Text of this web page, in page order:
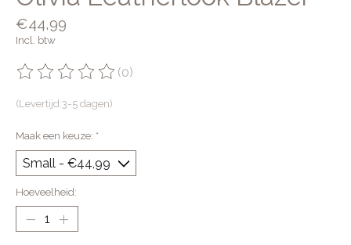
€44,99
Incl. btw
De beoordeling van dit product is
(0)
(Levertijd:3-5 dagen)
Maak een keuze: *
Hoeveelheid: